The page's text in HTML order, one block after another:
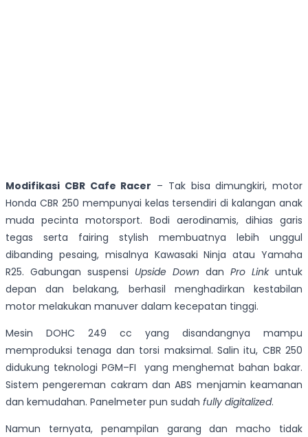
Modifikasi CBR Cafe Racer – Tak bisa dimungkiri, motor
Honda CBR 250 mempunyai kelas tersendiri di kalangan anak
muda pecinta motorsport. Bodi aerodinamis, dihias garis
tegas serta fairing stylish membuatnya lebih unggul
dibanding pesaing, misalnya Kawasaki Ninja atau Yamaha
R25. Gabungan suspensi Upside Down dan Pro Linkuntuk
depan dan belakang, berhasil menghadirkan kestabilan
motor melakukan manuver dalam kecepatan tinggi.
Mesin DOHC 249 cc yang disandangnya mampu
memproduksi tenaga dan torsi maksimal. Salin itu, CBR 250
didukung teknologi PGM–FI yang menghemat bahan bakar.
Sistem pengereman cakram dan ABS menjamin keamanan
dan kemudahan. Panelmeter pun sudah fully digitalized.
Namun ternyata, penampilan garang dan macho tidak